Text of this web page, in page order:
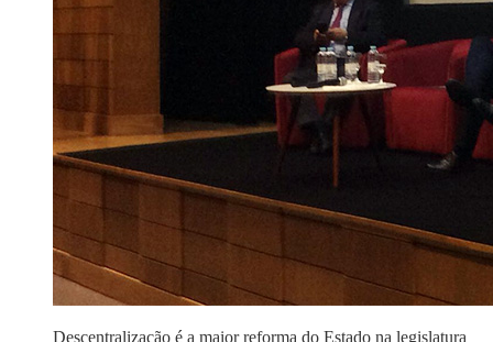
Descentralização é a maior reforma do Estado na legislatura